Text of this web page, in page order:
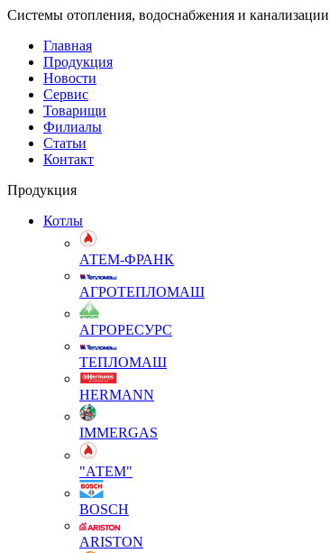
Системы отопления, водоснабжения и канализации
Главная
Продукция
Новости
Сервис
Товарищи
Филиалы
Статьи
Контакт
Продукция
Котлы
АТЕМ-ФРАНК
АГРОТЕПЛОМАШ
АГРОРЕСУРС
ТЕПЛОМАШ
HERMANN
IMMERGAS
"АТЕМ"
BOSCH
ARISTON